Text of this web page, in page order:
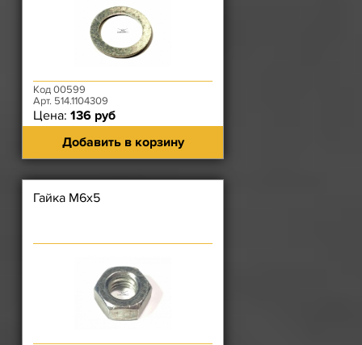
Код 00599
Арт. 514.1104309
Цена: 136 руб
Добавить в корзину
Гайка М6х5